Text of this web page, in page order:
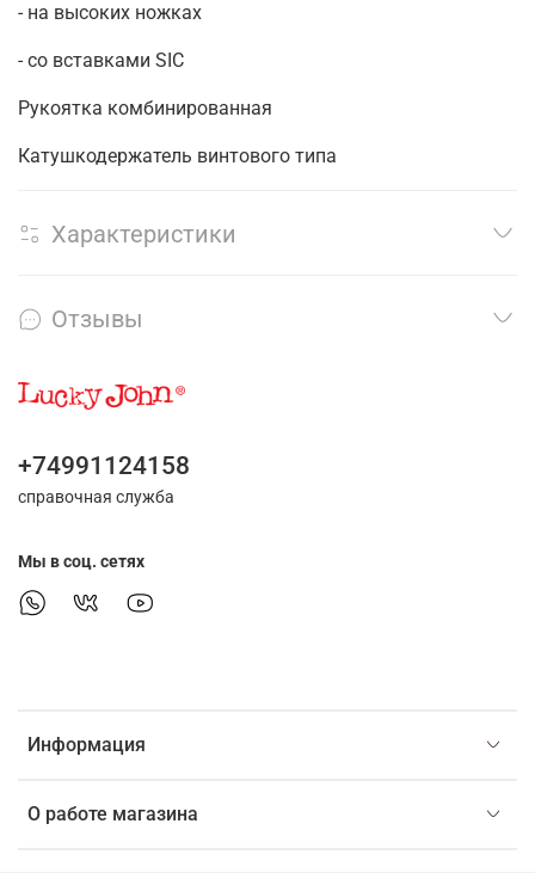
- на высоких ножках
- со вставками SIC
Рукоятка комбинированная
Катушкодержатель винтового типа
Характеристики
Отзывы
Информация
О работе магазина
+74991124158
справочная служба
Мы в соц. сетях